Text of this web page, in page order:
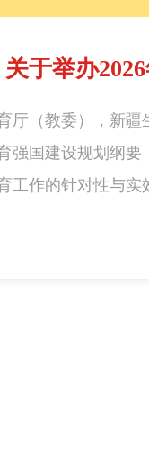
关于举办
厅（教委），新
强国建设规划纲
工作的针对性与